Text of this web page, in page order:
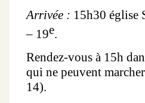
Arrivée : 15h30 église
– 19e.
Rendez-vous à 15h
qui ne peuvent
14).